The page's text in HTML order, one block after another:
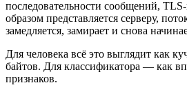
последовательности сообщений,
образом представляется серверу,
замедляется, замирает и снова
Для человека всё это выглядит как
байтов. Для классификатора — как
признаков.